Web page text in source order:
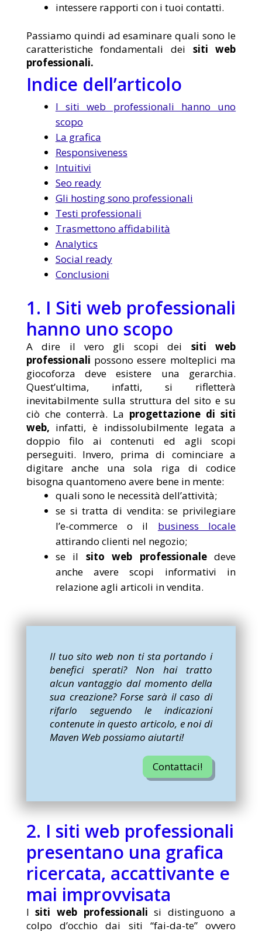
intessere rapporti con i tuoi contatti.
Passiamo quindi ad esaminare quali sono le
caratteristiche fondamentali dei siti web
professionali.
Indice dell’articolo
I siti web professionali hanno uno
scopo
La grafica
Responsiveness
Intuitivi
Seo ready
Gli hosting sono professionali
Testi professionali
Trasmettono affidabilità
Analytics
Social ready
Conclusioni
1. I Siti web professionali
hanno uno scopo
A dire il vero gli scopi dei siti web
professionali possono essere molteplici ma
giocoforza deve esistere una gerarchia.
Quest’ultima, infatti, si rifletterà
inevitabilmente sulla struttura del sito e su
ciò che conterrà. La progettazione di siti
web, infatti, è indissolubilmente legata a
doppio filo ai contenuti ed agli scopi
perseguiti. Invero, prima di cominciare a
digitare anche una sola riga di codice
bisogna quantomeno avere bene in mente:
quali sono le necessità dell’attività;
se si tratta di vendita: se privilegiare
l’e-commerce o il business locale
attirando clienti nel negozio;
se il sito web professionaledeve
anche avere scopi informativi in
relazione agli articoli in vendita.
Il tuo sito web non ti sta portando i
benefici sperati? Non hai tratto
alcun vantaggio dal momento della
sua creazione? Forse sarà il caso di
rifarlo seguendo le indicazioni
contenute in questo articolo, e noi di
Maven Web possiamo aiutarti!
Contattaci!
2. I siti web professionali
presentano una grafica
ricercata, accattivante e
mai improvvisata
Isiti web professionali si distinguono a
colpo d’occhio dai siti “fai-da-te” ovvero